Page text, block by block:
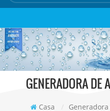
GENERADORA DE
Casa /